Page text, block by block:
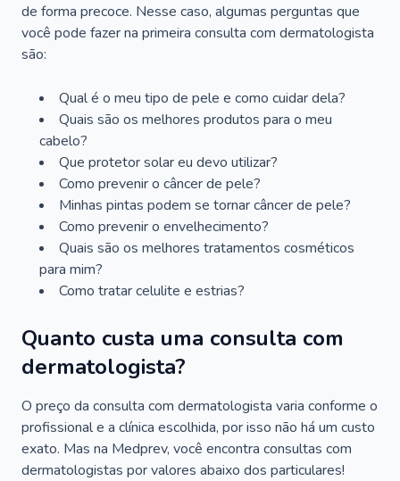
de forma precoce. Nesse caso, algumas perguntas que
você pode fazer na primeira consulta com dermatologista
são:
Qual é o meu tipo de pele e como cuidar dela?
Quais são os melhores produtos para o meu
cabelo?
Que protetor solar eu devo utilizar?
Como prevenir o câncer de pele?
Minhas pintas podem se tornar câncer de pele?
Como prevenir o envelhecimento?
Quais são os melhores tratamentos cosméticos
para mim?
Como tratar celulite e estrias?
Quanto custa uma consulta com
dermatologista?
O preço da consulta com dermatologista varia conforme o
profissional e a clínica escolhida, por isso não há um custo
exato. Mas na Medprev, você encontra consultas com
dermatologistas por valores abaixo dos particulares!